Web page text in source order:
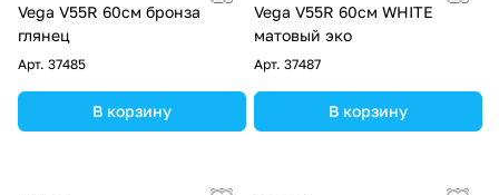
Vega V55R 60см бронза
глянец
Арт. 37485
В корзину
Vega V55R 60см WHITE
матовый эко
Арт. 37487
В корзину